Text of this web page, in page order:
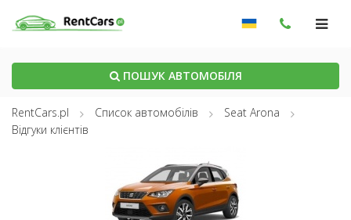
ПОШУК АВТОМОБІЛЯ
RentCars.pl Список автомобілів
Seat Arona
Відгуки клієнтів